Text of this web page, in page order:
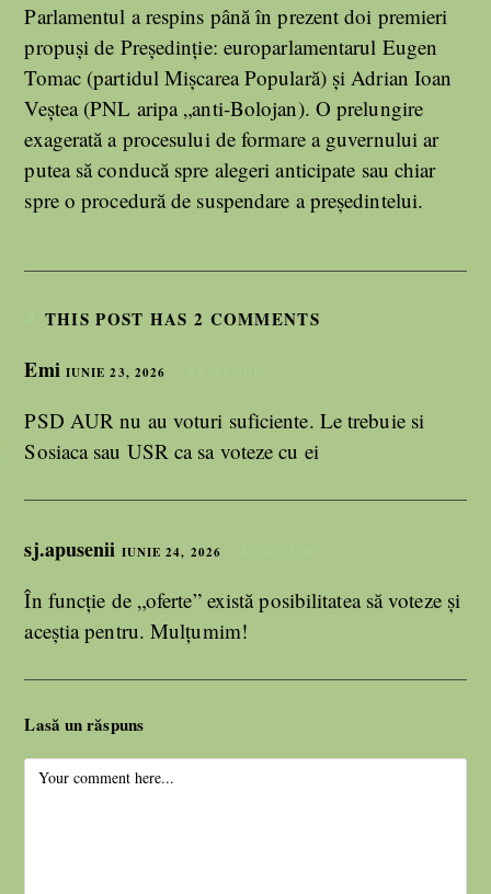
Parlamentul a respins până în prezent doi premieri
propuși de Președinție: europarlamentarul Eugen
Tomac (partidul Mișcarea Populară) și Adrian Ioan
Veștea (PNL aripa „anti-Bolojan). O prelungire
exagerată a procesului de formare a guvernului ar
putea să conducă spre alegeri anticipate sau chiar
spre o procedură de suspendare a președintelui.
THIS POST HAS 2 COMMENTS
Emi IUNIE 23, 2026
PSD AUR nu au voturi suficiente. Le trebuie si
Sosiaca sau USR ca sa voteze cu ei
sj.apusenii IUNIE 24, 2026
În funcție de „oferte” există posibilitatea să voteze și
aceștia pentru. Mulțumim!
Lasă un răspuns